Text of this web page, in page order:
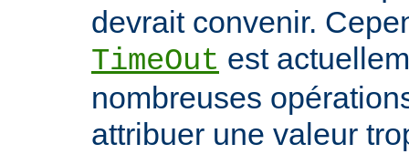
devrait convenir.
TimeOut est
nombreuses
attribuer une valeur